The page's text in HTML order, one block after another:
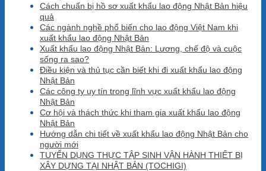
Cách chuẩn bị hồ sơ xuất khẩu lao động Nhật Bản hiệu
quả
Các ngành nghề phổ biến cho lao động Việt Nam khi
xuất khẩu lao động Nhật Bản
Xuất khẩu lao động Nhật Bản: Lương, chế độ và cuộc
sống ra sao?
Điều kiện và thủ tục cần biết khi đi xuất khẩu lao động
Nhật Bản
Các công ty uy tín trong lĩnh vực xuất khẩu lao động
Nhật Bản
Cơ hội và thách thức khi tham gia xuất khẩu lao động
Nhật Bản
Hướng dẫn chi tiết về xuất khẩu lao động Nhật Bản cho
người mới
TUYỂN DỤNG THỰC TẬP SINH VẬN HÀNH THIẾT BỊ
XÂY DỰNG TẠI NHẬT BẢN (TOCHIGI)